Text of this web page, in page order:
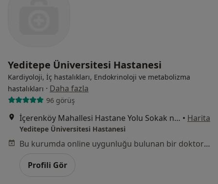
Yeditepe Üniversitesi Hastanesi
Kardiyoloji, İç hastalıkları, Endokrinoloji ve metabolizma
hastalıkları · Daha fazla
96 görüş
İçerenköy Mahallesi Hastane Yolu Sokak no:102-104, Ataşehir • Harita
Yeditepe Üniversitesi Hastanesi
Bu kurumda online uygunluğu bulunan bir doktor veya uzman bulunamadı
Profili Gör